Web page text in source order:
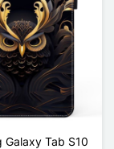
Galaxy Tab S10